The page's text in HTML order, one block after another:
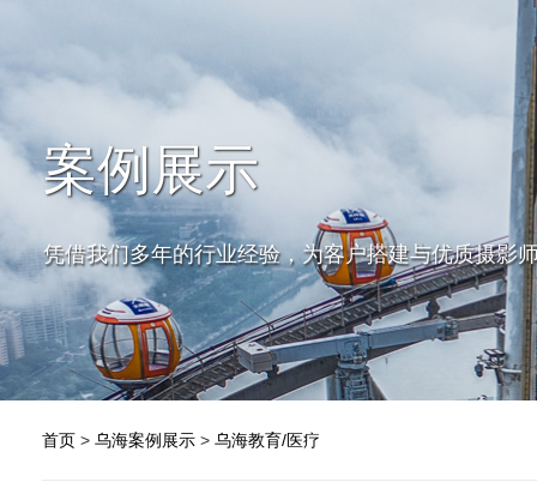
案例展示
凭借我们多年的行业经验，为客户搭建与优质摄影
首页 > 乌海案例展示 > 乌海教育/医疗